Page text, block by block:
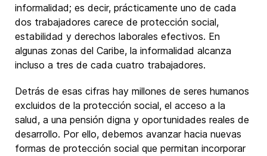
informalidad; es decir, prácticamente uno de cada
dos trabajadores carece de protección social,
estabilidad y derechos laborales efectivos. En
algunas zonas del Caribe, la informalidad alcanza
incluso a tres de cada cuatro trabajadores.
Detrás de esas cifras hay millones de seres humanos
excluidos de la protección social, el acceso a la
salud, a una pensión digna y oportunidades reales de
desarrollo. Por ello, debemos avanzar hacia nuevas
formas de protección social que permitan incorporar